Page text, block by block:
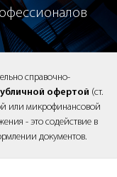
справочно-
офертой (ст.
или микрофинансовой
- это содействие в
документов.